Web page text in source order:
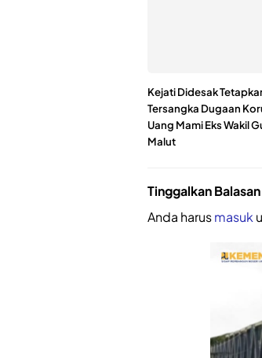
Kejati Didesak
Tersangka Dugaan
Uang Mami Eks Wakil
Malut
Tinggalkan Balasan
Anda harusmasuk